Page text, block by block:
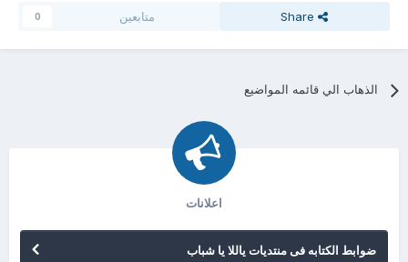
Share متابعين 0
الذهاب الي قائمه المواضيع
اعلانات
ضوابط الكتابه فى منتديات ياللا يا شباب